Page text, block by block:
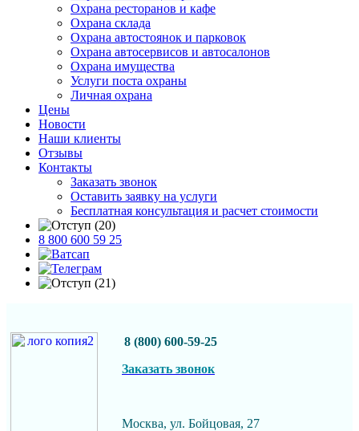
Охрана ресторанов и кафе
Охрана склада
Охрана автостоянок и парковок
Охрана автосервисов и автосалонов
Охрана имущества
Услуги поста охраны
Личная охрана
Цены
Новости
Наши клиенты
Отзывы
Контакты
Заказать звонок
Оставить заявку на услуги
Бесплатная консультация и расчет стоимости
8 800 600 59 25
8 (800) 600-59-25
Заказать звонок
Москва, ул. Бойцовая, 27